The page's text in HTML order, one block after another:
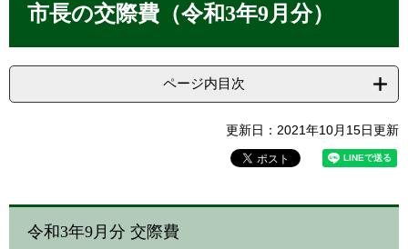
市長の交際費（令和3年9月分）
ページ内目次
更新日：2021年10月15日更新
令和3年9月分 交際費